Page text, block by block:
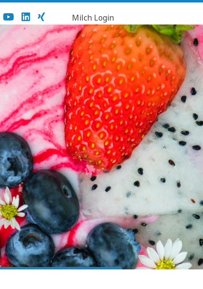
Milch Login